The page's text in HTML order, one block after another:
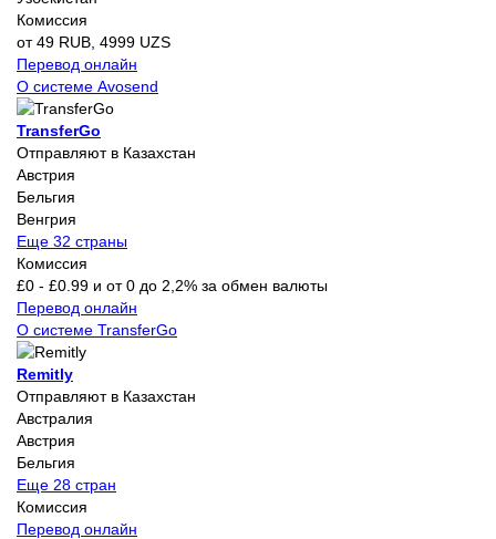
Комиссия
от 49 RUB, 4999 UZS
Перевод онлайн
О системе Avosend
TransferGo
Отправляют в Казахстан
Австрия
Бельгия
Венгрия
Еще 32 страны
Комиссия
£0 - £0.99 и от 0 до 2,2% за обмен валюты
Перевод онлайн
О системе TransferGo
Remitly
Отправляют в Казахстан
Австралия
Австрия
Бельгия
Еще 28 стран
Комиссия
Перевод онлайн